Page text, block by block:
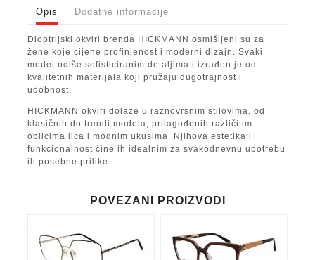
Opis Dodatne informacije
Dioptrijski okviri brenda HICKMANN osmišljeni su za
žene koje cijene profinjenost i moderni dizajn. Svaki
model odiše sofisticiranim detaljima i izrađen je od
kvalitetnih materijala koji pružaju dugotrajnost i
udobnost.
HICKMANN okviri dolaze u raznovrsnim stilovima, od
klasičnih do trendi modela, prilagođenih različitim
oblicima lica i modnim ukusima. Njihova estetika i
funkcionalnost čine ih idealnim za svakodnevnu upotrebu
ili posebne prilike.
POVEZANI PROIZVODI